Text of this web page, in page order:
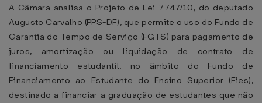
A Câmara analisa o Projeto de Lei 7747/10, do deputado
Augusto Carvalho (PPS-DF), que permite o uso do Fundo de
Garantia do Tempo de Serviço (FGTS) para pagamento de
juros, amortização ou liquidação de contrato de
financiamento estudantil, no âmbito do Fundo de
Financiamento ao Estudante do Ensino Superior (Fies),
destinado a financiar a graduação de estudantes que não